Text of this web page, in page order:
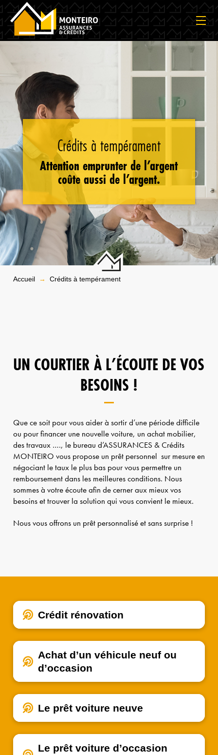
Crédits à tempérament
Attention emprunter de l’argent
coûte aussi de l’argent.
Accueil → Crédits à tempérament
UN COURTIER À L’ÉCOUTE DE VOS
BESOINS !
Que ce soit pour vous aider à sortir d’une période difficile
ou pour financer une nouvelle voiture, un achat mobilier,
des travaux …., le bureau d’ASSURANCES & Crédits
MONTEIRO vous propose un prêt personnel sur mesure en
négociant le taux le plus bas pour vous permettre un
remboursement dans les meilleures conditions. Nous
sommes à votre écoute afin de cerner aux mieux vos
besoins et trouver la solution qui vous convient le mieux.
Nous vous offrons un prêt personnalisé et sans surprise !
Crédit rénovation
Achat d’un véhicule neuf ou
d’occasion
Le prêt voiture neuve
Le prêt voiture d’occasion